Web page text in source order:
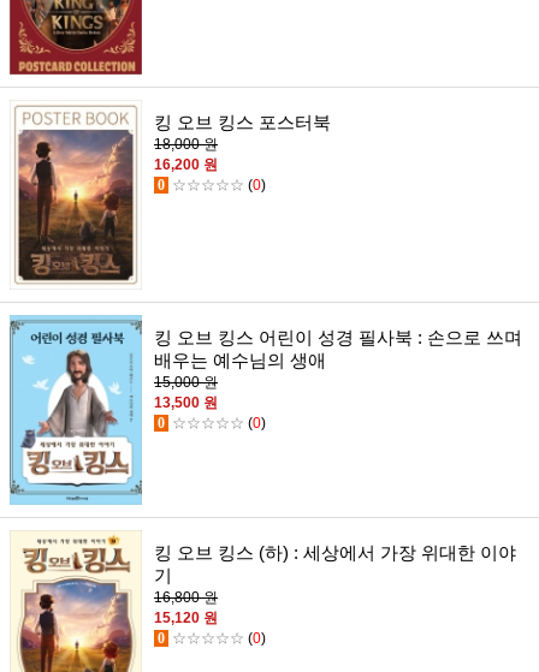
킹 오브 킹스 포스터북
18,000 원
16,200 원
0 ☆☆☆☆☆ (0)
킹 오브 킹스 어린이 성경 필사북 : 손으로 쓰며
배우는 예수님의 생애
15,000 원
13,500 원
0 ☆☆☆☆☆ (0)
킹 오브 킹스 (하) : 세상에서 가장 위대한 이야
기
16,800 원
15,120 원
0 ☆☆☆☆☆ (0)